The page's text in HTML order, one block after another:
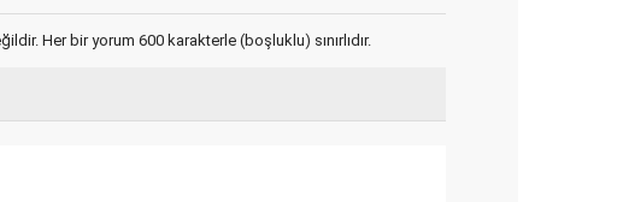
Her bir yorum 600 karakterle (boşluklu) sınırlıdır.